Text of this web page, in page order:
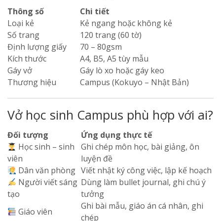
Thông số
Chi tiết
Loại kẻ
Kẻ ngang hoặc không kẻ
Số trang
120 trang (60 tờ)
Định lượng giấy
70 – 80gsm
Kích thước
A4, B5, A5 tùy mẫu
Gáy vở
Gáy lò xo hoặc gáy keo
Thương hiệu
Campus (Kokuyo – Nhật Bản)
Vở học sinh Campus phù hợp với ai?
Đối tượng
Ứng dụng thực tế
Học sinh – sinh
viên
Ghi chép môn học, bài giảng, ôn
luyện đề
Dân văn phòng Viết nhật ký công việc, lập kế hoạch
Người viết sáng
tạo
Dùng làm bullet journal, ghi chú ý
tưởng
Giáo viên
Ghi bài mẫu, giáo án cá nhân, ghi
chép